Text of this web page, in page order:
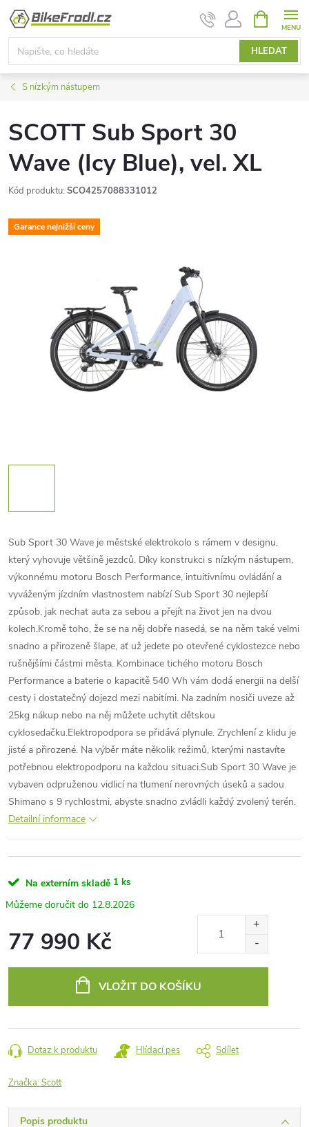
Přejít
obsah
HLEDAT
NÁKUPNÍ
KOŠÍK
S nízkým nástupem
SCOTT Sub Sport 30
Wave (Icy Blue), vel. XL
Kód produktu: SCO4257088331012
Garance nejnižší ceny
Sub Sport 30 Wave je městské elektrokolo s rámem v designu,
který vyhovuje většině jezdců. Díky konstrukci s nízkým nástupem,
výkonnému motoru Bosch Performance, intuitivnímu ovládání a
vyváženým jízdním vlastnostem nabízí Sub Sport 30 nejlepší
způsob, jak nechat auta za sebou a přejít na život jen na dvou
kolech.Kromě toho, že se na něj dobře nasedá, se na něm také velmi
snadno a přirozeně šlape, ať už jedete po otevřené cyklostezce nebo
rušnějšími částmi města. Kombinace tichého motoru Bosch
Performance a baterie o kapacitě 540 Wh vám dodá energii na delší
cesty i dostatečný dojezd mezi nabitími. Na zadním nosiči uveze až
25kg nákup nebo na něj můžete uchytit dětskou
cyklosedačku.Elektropodpora se přidává plynule. Zrychlení z klidu je
jisté a přirozené. Na výběr máte několik režimů, kterými nastavíte
potřebnou elektropodporu na každou situaci.Sub Sport 30 Wave je
vybaven odpruženou vidlicí na tlumení nerovných úseků a sadou
Shimano s 9 rychlostmi, abyste snadno zvládli každý zvolený terén.
Detailní informace
Na externím skladě 1 ks
12.8.2026
77 990 Kč
VLOŽIT DO KOŠÍKU
Dotaz k produktu Hlídací pes Sdílet
Značka:Scott
Popis produktu